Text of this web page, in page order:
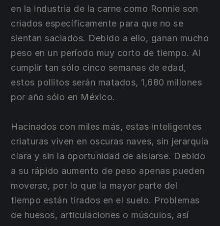
en la industria de la carne como Ronnie son
criados específicamente para que no se
sientan saciados. Debido a ello, ganan mucho
peso en un período muy corto de tiempo. Al
cumplir tan sólo cinco semanas de edad,
estos pollitos serán matados, 1,680 millones
por año sólo en México.
Hacinados con miles más, estas inteligentes
criaturas viven en oscuras naves, sin jerarquía
clara y sin la oportunidad de aislarse. Debido
a su rápido aumento de peso apenas pueden
moverse, por lo que la mayor parte del
tiempo están tirados en el suelo. Problemas
de huesos, articulaciones o músculos, así